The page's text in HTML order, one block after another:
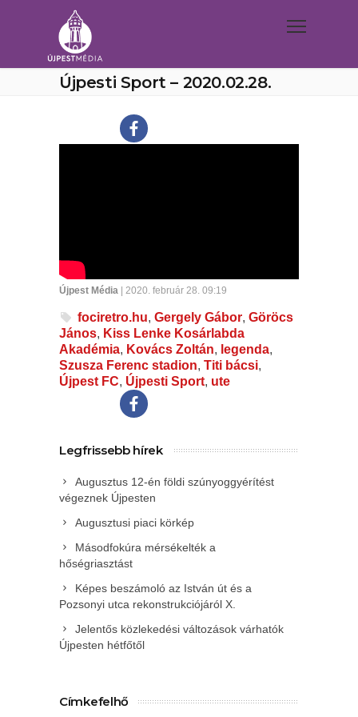
Újpesti Sport – 2020.02.28.
Újpest Média | 2020. február 28. 09:19
fociretro.hu, Gergely Gábor, Göröcs
János, Kiss Lenke Kosárlabda
Akadémia, Kovács Zoltán, legenda,
Szusza Ferenc stadion, Titi bácsi,
Újpest FC, Újpesti Sport, ute
Legfrissebb hírek
Augusztus 12-én földi szúnyoggyérítést
végeznek Újpesten
Augusztusi piaci körkép
Másodfokúra mérsékelték a
hőségriasztást
Képes beszámoló az István út és a
Pozsonyi utca rekonstrukciójáról X.
Jelentős közlekedési változások várhatók
Újpesten hétfőtől
Címkefelhő